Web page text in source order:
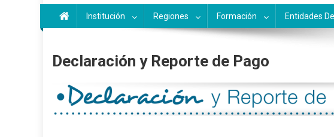
Institución Regiones Formación Entidades
Declaración y Reporte de Pago